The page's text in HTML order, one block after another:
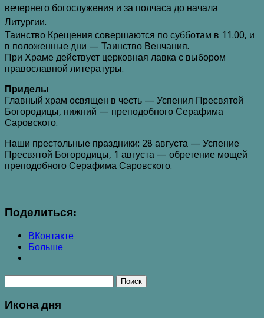
вечернего богослужения и за полчаса до начала
Литургии.
Таинство Крещения совершаются по субботам в 11.00, и
в положенные дни — Таинство Венчания.
При Храме действует церковная лавка с выбором
православной литературы.
Приделы
Главный храм освящен в честь — Успения Пресвятой
Богородицы, нижний — преподобного Серафима
Саровского.
Наши престольные праздники: 28 августа — Успение
Пресвятой Богородицы, 1 августа — обретение мощей
преподобного Серафима Саровского.
Поделиться:
ВКонтакте
Больше
Икона дня